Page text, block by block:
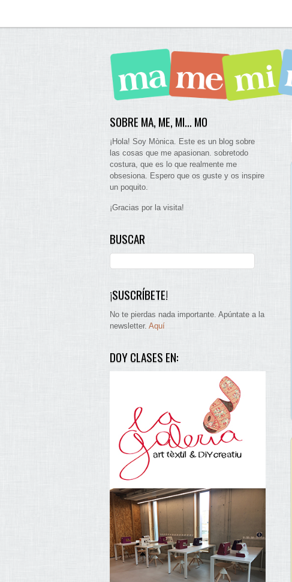
SOBRE MA, ME, MI… MO
¡Hola! Soy Mònica. Este es un blog sobre
las cosas que me apasionan. sobretodo
costura, que es lo que realmente me
obsesiona. Espero que os guste y os inspire
un poquito.
¡Gracias por la visita!
BUSCAR
¡SUSCRÍBETE!
No te pierdas nada importante. Apúntate a la
newsletter. Aquí
DOY CLASES EN: